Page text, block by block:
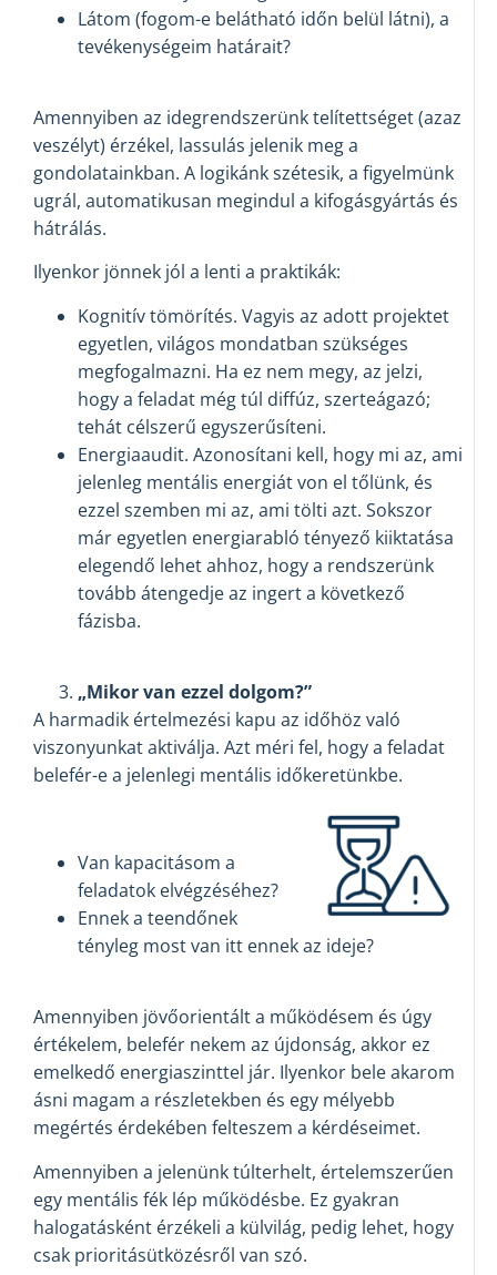
Látom (fogom-e belátható időn belül látni), a
tevékenységeim határait?
Amennyiben az idegrendszerünk telítettséget (azaz
veszélyt) érzékel, lassulás jelenik meg a
gondolatainkban. A logikánk szétesik, a figyelmünk
ugrál, automatikusan megindul a kifogásgyártás és
hátrálás.
Ilyenkor jönnek jól a lenti a praktikák:
Kognitív tömörítés. Vagyis az adott projektet
egyetlen, világos mondatban szükséges
megfogalmazni. Ha ez nem megy, az jelzi,
hogy a feladat még túl diffúz, szerteágazó;
tehát célszerű egyszerűsíteni.
Energiaaudit. Azonosítani kell, hogy mi az, ami
jelenleg mentális energiát von el tőlünk, és
ezzel szemben mi az, ami tölti azt. Sokszor
már egyetlen energiarabló tényező kiiktatása
elegendő lehet ahhoz, hogy a rendszerünk
tovább átengedje az ingert a következő
fázisba.
„Mikor van ezzel dolgom?”
A harmadik értelmezési kapu az időhöz való
viszonyunkat aktiválja. Azt méri fel, hogy a feladat
belefér-e a jelenlegi mentális időkeretünkbe.
Van kapacitásom a
feladatok elvégzéséhez?
Ennek a teendőnek
tényleg most van itt ennek az ideje?
Amennyiben jövőorientált a működésem és úgy
értékelem, belefér nekem az újdonság, akkor ez
emelkedő energiaszinttel jár. Ilyenkor bele akarom
ásni magam a részletekben és egy mélyebb
megértés érdekében felteszem a kérdéseimet.
Amennyiben a jelenünk túlterhelt, értelemszerűen
egy mentális fék lép működésbe. Ez gyakran
halogatásként érzékeli a külvilág, pedig lehet, hogy
csak prioritásütközésről van szó.